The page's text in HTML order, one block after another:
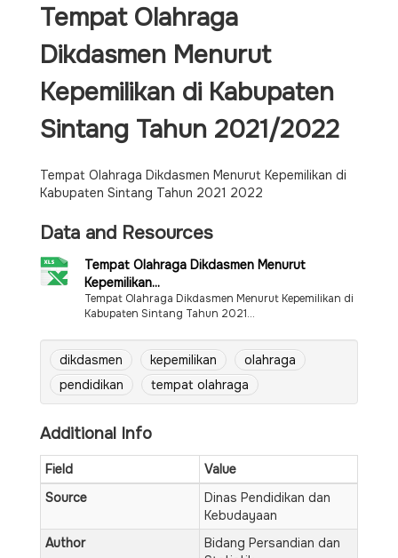
Tempat Olahraga
Dikdasmen Menurut
Kepemilikan di Kabupaten
Sintang Tahun 2021/2022
Tempat Olahraga Dikdasmen Menurut Kepemilikan di
Kabupaten Sintang Tahun 2021 2022
Data and Resources
Tempat Olahraga Dikdasmen Menurut
Kepemilikan...
Tempat Olahraga Dikdasmen Menurut Kepemilikan di
Kabupaten Sintang Tahun 2021...
dikdasmen kepemilikan
olahraga
pendidikan
tempat olahraga
Additional Info
Field
Value
Source
Dinas Pendidikan dan
Kebudayaan
Author
Bidang Persandian dan